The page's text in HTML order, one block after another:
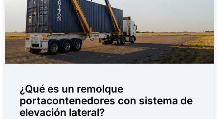
¿Qué es un remolque
portacontenedores con sistema de
elevación lateral?